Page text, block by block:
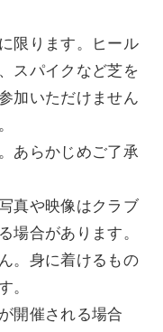
限ります。ヒール
スパイクなど芝を
加いただけません
あらかじめご了承
真や映像はクラブ
場合があります。
。身に着けるもの
。
開催される場合